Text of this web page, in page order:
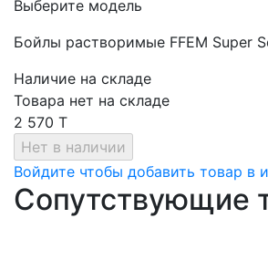
Выберите модель
Бойлы растворимые FFEM Super
Наличие на складе
Товара нет на складе
2 570 T
Войдите чтобы добавить товар в
Сопутствующие